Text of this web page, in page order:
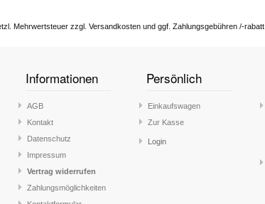
Mehrwertsteuer zzgl. Versandkosten und ggf. Zahlungsgebühren /-rabatt
Informationen
AGB
Kontakt
Datenschutz
Impressum
Vertrag widerrufen
Zahlungsmöglichkeiten
Persönlich
Einkaufswagen
Zur Kasse
Login